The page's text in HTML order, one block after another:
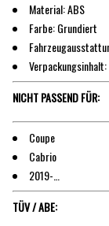
Material: ABS
Farbe: Grundiert
NICHT PASSEND FÜR:
Coupe
Cabrio
2019-…
TÜV / ABE: